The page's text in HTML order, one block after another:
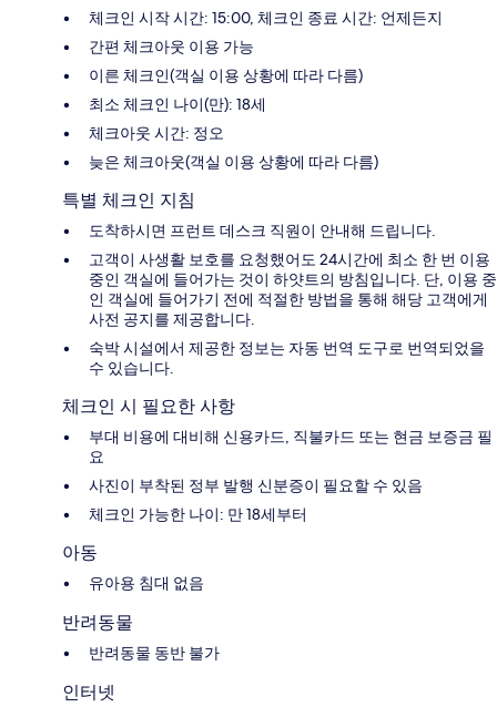
체크인 시작 시간: 15:00, 체크인 종료 시간: 언제든지
간편 체크아웃 이용 가능
이른 체크인(객실 이용 상황에 따라 다름)
최소 체크인 나이(만): 18세
체크아웃 시간: 정오
늦은 체크아웃(객실 이용 상황에 따라 다름)
특별 체크인 지침
도착하시면 프런트 데스크 직원이 안내해 드립니다.
고객이 사생활 보호를 요청했어도 24시간에 최소 한 번 이용
중인 객실에 들어가는 것이 하얏트의 방침입니다. 단, 이용 중
인 객실에 들어가기 전에 적절한 방법을 통해 해당 고객에게
사전 공지를 제공합니다.
숙박 시설에서 제공한 정보는 자동 번역 도구로 번역되었을
수 있습니다.
체크인 시 필요한 사항
부대 비용에 대비해 신용카드, 직불카드 또는 현금 보증금 필
요
사진이 부착된 정부 발행 신분증이 필요할 수 있음
체크인 가능한 나이: 만 18세부터
아동
유아용 침대 없음
반려동물
반려동물 동반 불가
인터넷